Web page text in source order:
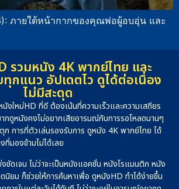
ภายใต้หน้ากากของคุณพ่อผู้อบอุ่น และ
รวมหนัง 4K พากย์ไทย และ
กแนว อัปเดตไว ดูได้ต่อเนื่อง
ไม่มีสะดุด
งใหม่HD ที่ดี ต้องเน้นที่ความเร็วและความเสถียร
ากดูหนังคงไม่อยากเสียอารมณ์กับการรอโหลดนานๆ
การที่ตัวเล่นรองรับการ ดูหนัง 4K พากย์ไทย ได้
ที่มองข้ามไม่ได้เลย
ดเจน ไม่ว่าจะเป็นหนังแอคชั่น หนังโรแมนติก หนัง
ยม ก็ช่วยให้การค้นหาเพื่อ ดูหนังHD ทำได้ง่ายขึ้น